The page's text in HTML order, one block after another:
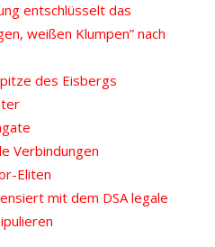
entschlüsselt das
weißen Klumpen” nach
des Eisbergs
Verbindungen
Eliten
mit dem DSA legale